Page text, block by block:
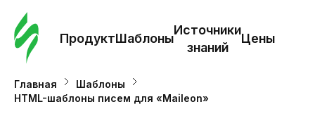
ПродуктШаблоны
Источники
знаний
Цены
Главная
Шаблоны
HTML-шаблоны писем для «Maileon»